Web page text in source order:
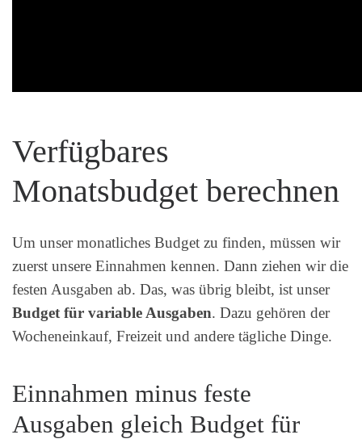
Verfügbares
Monatsbudget berechnen
Um unser monatliches Budget zu finden, müssen wir
zuerst unsere Einnahmen kennen. Dann ziehen wir die
festen Ausgaben ab. Das, was übrig bleibt, ist unser
Budget für variable Ausgaben. Dazu gehören der
Wocheneinkauf, Freizeit und andere tägliche Dinge.
Einnahmen minus feste
Ausgaben gleich Budget für